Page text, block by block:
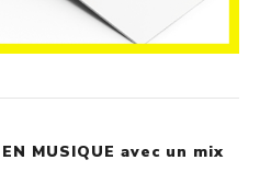
MUSIQUE avec un mix